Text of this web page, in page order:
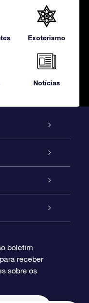
Exoterismo
Notícias
boletim
receber
sobre os